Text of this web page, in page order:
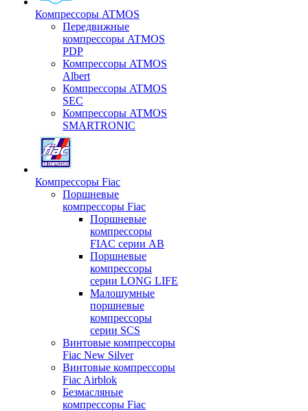
Компрессоры ATMOS
Передвижные
компрессоры ATMOS
PDP
Компрессоры ATMOS
Albert
Компрессоры ATMOS
SEC
Компрессоры ATMOS
SMARTRONIC
Компрессоры Fiac
Поршневые
компрессоры Fiac
Поршневые
компрессоры
FIAC серии AB
Поршневые
компрессоры
серии LONG LIFE
Малошумные
поршневые
компрессоры
серии SCS
Винтовые компрессоры
Fiac New Silver
Винтовые компрессоры
Fiac Airblok
Безмасляные
компрессоры Fiac